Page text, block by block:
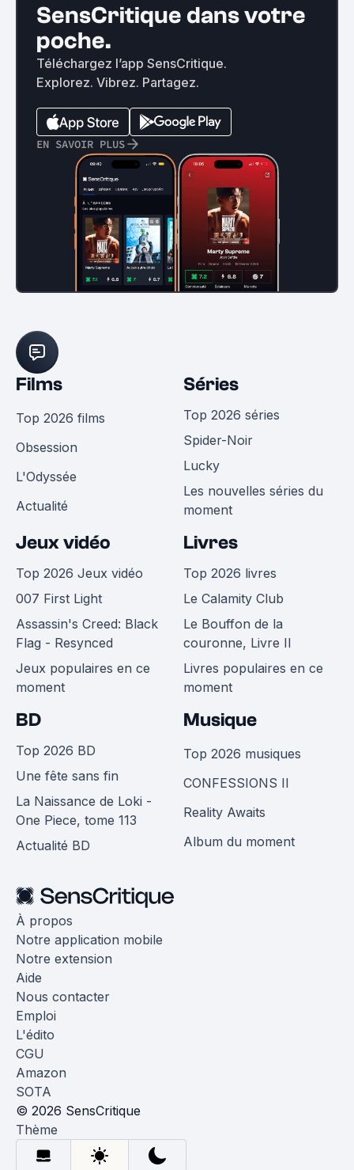
SensCritique dans votre
poche.
Téléchargez l’app SensCritique.
Explorez. Vibrez. Partagez.
EN SAVOIR PLUS
Films
Top 2026 films
Obsession
L'Odyssée
Actualité
Séries
Top 2026 séries
Spider-Noir
Lucky
Les nouvelles séries du
moment
Jeux vidéo
Top 2026 Jeux vidéo
007 First Light
Assassin's Creed: Black
Flag - Resynced
Jeux populaires en ce
moment
Livres
Top 2026 livres
Le Calamity Club
Le Bouffon de la
couronne, Livre II
Livres populaires en ce
moment
BD
Top 2026 BD
Une fête sans fin
La Naissance de Loki -
One Piece, tome 113
Actualité BD
Musique
Top 2026 musiques
CONFESSIONS II
Reality Awaits
Album du moment
À propos
Notre application mobile
Notre extension
Aide
Nous contacter
Emploi
L'édito
CGU
Amazon
SOTA
© 2026 SensCritique
Thème